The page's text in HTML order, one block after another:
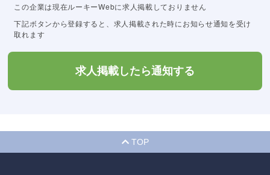
この企業は現在ルーキーWebに求人掲載しておりません
下記ボタンから登録すると、求人掲載された時にお知らせ通知を受け
取れます
求人掲載したら通知する
TOP